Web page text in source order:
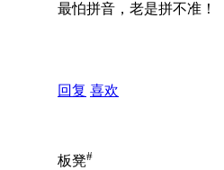
最怕拼音，老是拼不准！
回复 喜欢
板凳#